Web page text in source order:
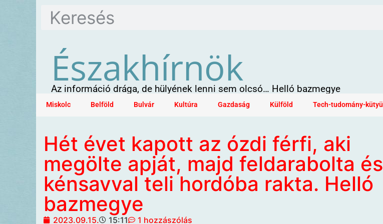
Északhírnök
Az információ drága, de hülyének lenni sem olcsó… Helló bazmegye
Miskolc Belföld Bulvár Kultúra Gazdaság Külföld Tech-tudomány-kütyü
Hét évet kapott az ózdi férfi, aki
megölte apját, majd feldarabolta és
kénsavval teli hordóba rakta. Helló
bazmegye
2023.09.15. 15:11 1 hozzászólás